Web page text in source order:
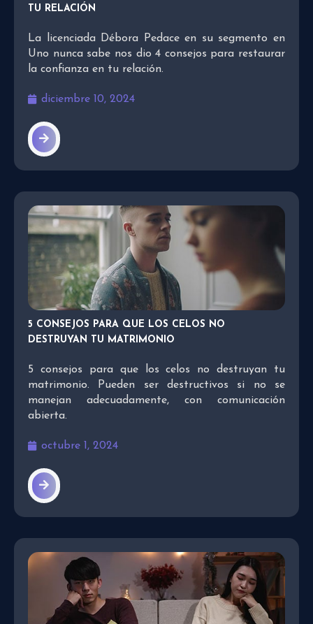
TU RELACIÓN
La licenciada Débora Pedace en su segmento en
Uno nunca sabe nos dio 4 consejos para restaurar
la confianza en tu relación.
diciembre 10, 2024
5 CONSEJOS PARA QUE LOS CELOS NO
DESTRUYAN TU MATRIMONIO
5 consejos para que los celos no destruyan tu
matrimonio. Pueden ser destructivos si no se
manejan adecuadamente, con comunicación
abierta.
octubre 1, 2024